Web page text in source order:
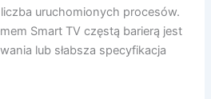
uruchomionych procesów.
Smart TV częstą barierą jest
lub słabsza specyfikacja